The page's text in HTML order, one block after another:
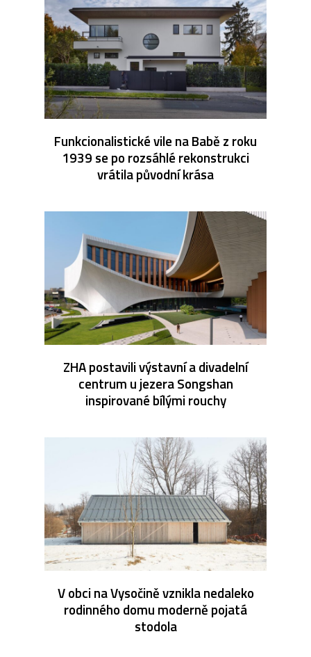
Funkcionalistické vile na Babě z roku
1939 se po rozsáhlé rekonstrukci
vrátila původní krása
ZHA postavili výstavní a divadelní
centrum u jezera Songshan
inspirované bílými rouchy
V obci na Vysočině vznikla nedaleko
rodinného domu moderně pojatá
stodola